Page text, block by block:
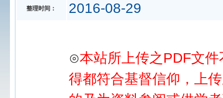
整理时间： 2016-08-29
⊙本站所上传之PDF文件
得都符合基督信仰，上